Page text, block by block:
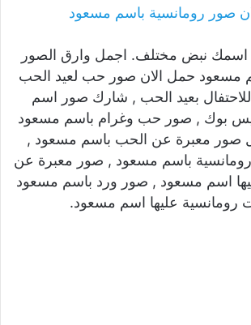
صور رومانسية باسم مسعود
نبض مختلف. اجمل وارق الصور
مسعود حمل الان صور حب لعيد الحب
بعيد الحب , شارك صور اسم
بوك , صور حب وغرام باسم مسعود
صور معبرة عن الحب باسم مسعود ,
باسم مسعود , صور معبرة عن
اسم مسعود , صور ورد باسم مسعود
رومانسية عليها اسم مسعود.